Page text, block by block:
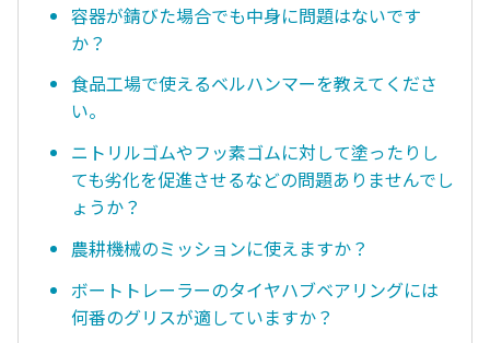
容器が錆びた場合でも中身に問題はないです
か？
食品工場で使えるベルハンマーを教えてくださ
い。
ニトリルゴムやフッ素ゴムに対して塗ったりし
ても劣化を促進させるなどの問題ありませんでし
ょうか？
農耕機械のミッションに使えますか？
ボートトレーラーのタイヤハブベアリングには
何番のグリスが適していますか？